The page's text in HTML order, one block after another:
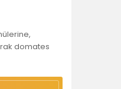
domates